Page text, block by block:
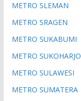
METRO SLEMAN
METRO SRAGEN
METRO SUKABUMI
METRO SUKOHARJO
METRO SULAWESI
METRO SUMATERA